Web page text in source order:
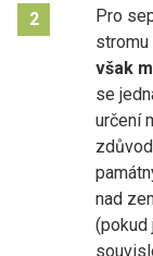
2
Pro
stromu
však
se
určení
nad
(pokud